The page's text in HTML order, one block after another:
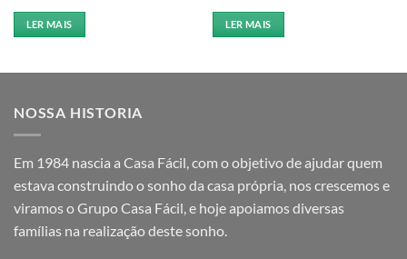
LER MAIS LER MAIS
NOSSA HISTORIA
Em 1984 nascia a Casa Fácil, com o objetivo de ajudar quem
estava construindo o sonho da casa própria, nos crescemos e
viramos o Grupo Casa Fácil, e hoje apoiamos diversas
famílias na realização deste sonho.